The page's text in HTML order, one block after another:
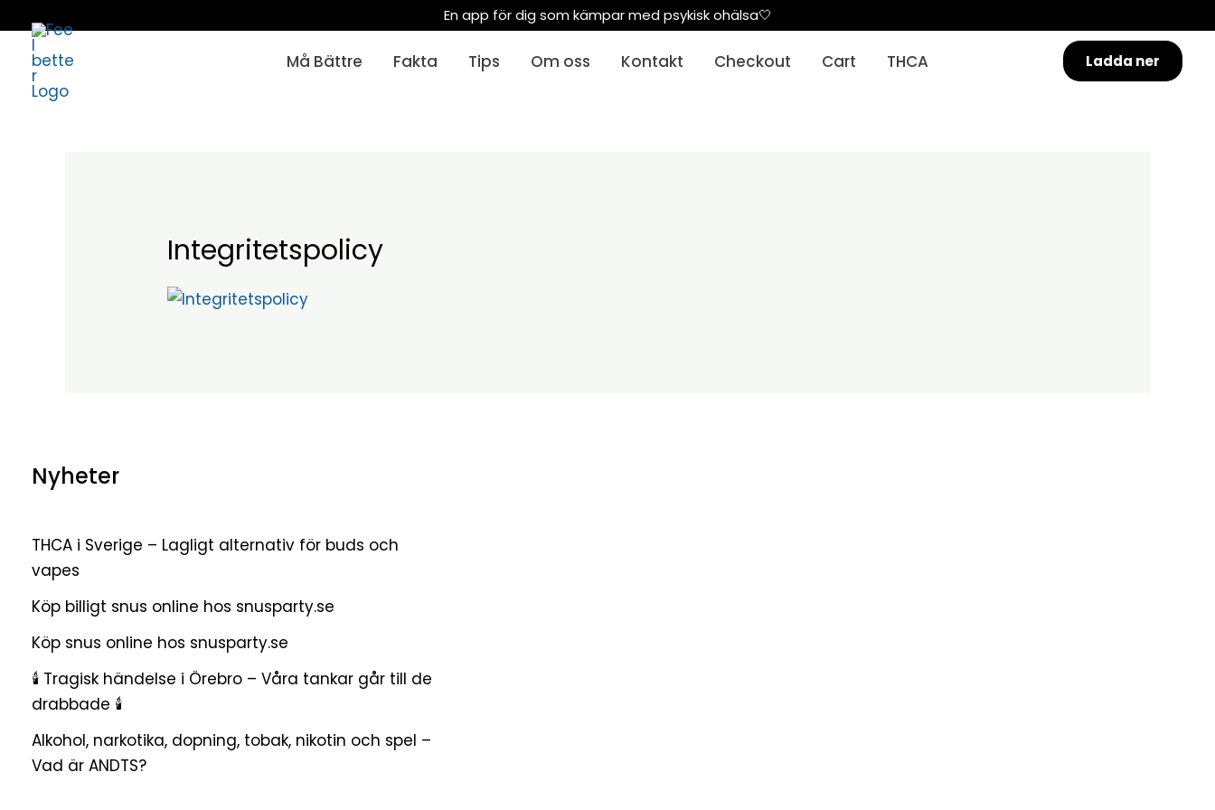
to
content
En app för dig som kämpar med psykisk ohälsa🤍
Må Bättre Fakta Tips Om oss Kontakt Checkout Cart THCA Ladda ner
Integritetspolicy
Nyheter
THCA i Sverige – Lagligt alternativ för buds och
vapes
Köp billigt snus online hos snusparty.se
Köp snus online hos snusparty.se
🕯 Tragisk händelse i Örebro – Våra tankar går till de
drabbade 🕯
Alkohol, narkotika, dopning, tobak, nikotin och spel –
Vad är ANDTS?